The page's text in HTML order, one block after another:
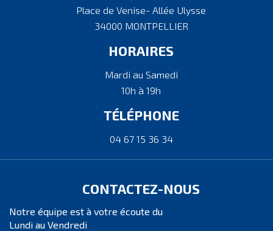
Place de Venise- Allée Ulysse
34000 MONTPELLIER
HORAIRES
Mardi au Samedi
10h à 19h
TÉLÉPHONE
04 67 15 36 34
CONTACTEZ-NOUS
Notre équipe est à votre écoute du
Lundi au Vendredi